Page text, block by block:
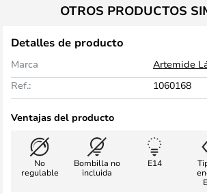
OTROS PRODUCTOS
Detalles de producto
Marca
Artemide
Ref.:
1060168
Ventajas del producto
No
regulable
Bombilla no
incluida
E14